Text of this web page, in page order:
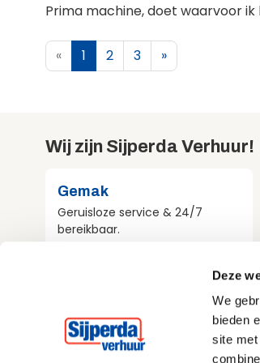
Deze
We
bieden
site
Prima machine, doet waarvoor ik
« 1 2 3 »
Wij zijn Sijperda Verhuur!
Gemak
Geruisloze service & 24/7
bereikbaar.
project.